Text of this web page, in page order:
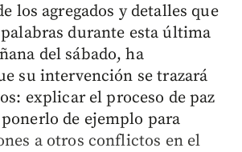
los agregados y detalles que
durante esta última
del sábado, ha
su intervención se trazará
explicar el proceso de paz
de ejemplo para
a otros conflictos en el